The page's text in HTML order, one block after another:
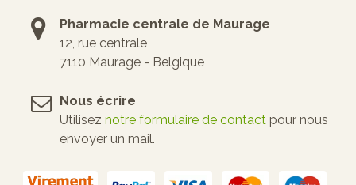
Pharmacie centrale de Maurage
12, rue centrale
7110 Maurage - Belgique
Nous écrire
Utilisez notre formulaire de contact pour nous
envoyer un mail.